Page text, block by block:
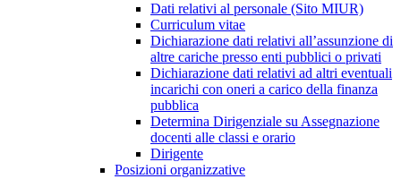
Dati relativi al personale (Sito MIUR)
Curriculum vitae
Dichiarazione dati relativi all’assunzione di
altre cariche presso enti pubblici o privati
Dichiarazione dati relativi ad altri eventuali
incarichi con oneri a carico della finanza
pubblica
Determina Dirigenziale su Assegnazione
docenti alle classi e orario
Dirigente
Posizioni organizzative